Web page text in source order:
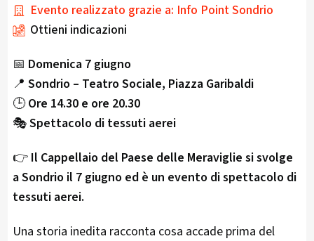
Evento realizzato grazie a: Info Point Sondrio
Ottieni indicazioni
📅 Domenica 7 giugno
📍 Sondrio – Teatro Sociale, Piazza Garibaldi
🕒Ore 14.30 e ore 20.30
🎭Spettacolo di tessuti aerei
👉 Il Cappellaio del Paese delle Meraviglie si svolge
a Sondrio il 7 giugno ed è un evento di spettacolo di
tessuti aerei.
Una storia inedita racconta cosa accade prima del